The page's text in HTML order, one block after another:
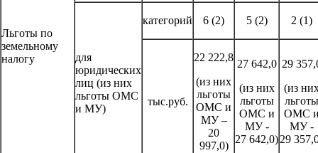
Льготы по
земельному
налогу
для
юридических
лиц (из них
льготы ОМС
и МУ)
категорий 6 (2) 5 (2) 2 (1)
тыс.руб.
22 222,8
(из них
льготы
ОМС и
МУ –
20
997,0)
27 642,0
(из них
льготы
ОМС и
МУ -
27 642,0)
29
(из
льготы
ОМС
МУ -
29